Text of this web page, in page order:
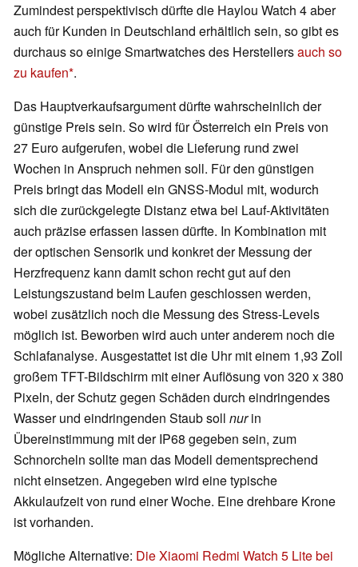
Zumindest perspektivisch dürfte die Haylou Watch 4 aber
auch für Kunden in Deutschland erhältlich sein, so gibt es
durchaus so einige Smartwatches des Herstellersauch so
zu kaufen .
Das Hauptverkaufsargument dürfte wahrscheinlich der
günstige Preis sein. So wird für Österreich ein Preis von
27 Euro aufgerufen, wobei die Lieferung rund zwei
Wochen in Anspruch nehmen soll. Für den günstigen
Preis bringt das Modell ein GNSS-Modul mit, wodurch
sich die zurückgelegte Distanz etwa bei Lauf-Aktivitäten
auch präzise erfassen lassen dürfte. In Kombination mit
der optischen Sensorik und konkret der Messung der
Herzfrequenz kann damit schon recht gut auf den
Leistungszustand beim Laufen geschlossen werden,
wobei zusätzlich noch die Messung des Stress-Levels
möglich ist. Beworben wird auch unter anderem noch die
Schlafanalyse. Ausgestattet ist die Uhr mit einem 1,93 Zoll
großem TFT-Bildschirm mit einer Auflösung von 320 x 380
Pixeln, der Schutz gegen Schäden durch eindringendes
Wasser und eindringenden Staub soll nurin
Übereinstimmung mit der IP68 gegeben sein, zum
Schnorcheln sollte man das Modell dementsprechend
nicht einsetzen. Angegeben wird eine typische
Akkulaufzeit von rund einer Woche. Eine drehbare Krone
ist vorhanden.
Mögliche Alternative: Die Xiaomi Redmi Watch 5 Lite bei